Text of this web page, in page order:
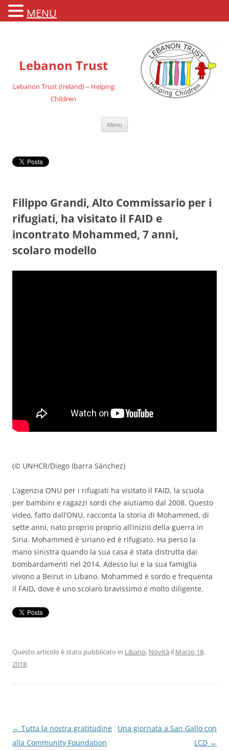
Lebanon Trust
Lebanon Trust (Ireland) – Helping
Children
Menu
Filippo Grandi, Alto Commissario per i
rifugiati, ha visitato il FAID e
incontrato Mohammed, 7 anni,
scolaro modello
(© UNHCR/Diego Ibarra Sánchez)
L’agenzia ONU per i rifugiati ha visitato il FAID, la scuola
per bambini e ragazzi sordi che aiutiamo dal 2008. Questo
video, fatto dall’ONU, racconta la storia di Mohammed, di
sette anni, nato proprio proprio all’inizio della guerra in
Siria. Mohammed è siriano ed è rifugiato. Ha perso la
mano sinistra quando la sua casa è stata distrutta dai
bombardamenti nel 2014. Adesso lui e la sua famiglia
vivono a Beirut in Libano. Mohammed è sordo e frequenta
il FAID, dove è uno scolaro bravissimo e molto diligente.
Questo articolo è stato pubblicato in Libano, Novità il Marzo 18,
2018.
Navigazione
articolo
← Tutta la nostra gratitudine
alla Community Foundation
Una giornata a San Gallo con
LCD →
MENU